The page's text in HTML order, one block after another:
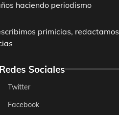
haciendo periodismo
primicias, redactamos
Sociales
Twitter
Facebook